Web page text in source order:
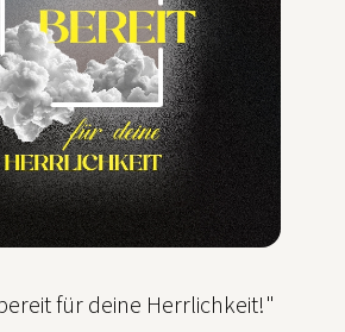
für deine Herrlichkeit!"